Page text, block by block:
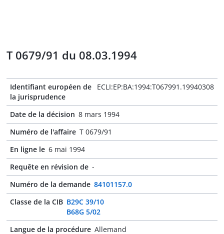
T 0679/91 du 08.03.1994
Identifiant européen de
la jurisprudence
ECLI:EP:BA:1994:T067991.19940308
Date de la décision 8 mars 1994
Numéro de l'affaire T 0679/91
En ligne le 6 mai 1994
Requête en révision de -
Numéro de la demande 84101157.0
Classe de la CIB B29C 39/10
B68G 5/02
Langue de la procédure Allemand